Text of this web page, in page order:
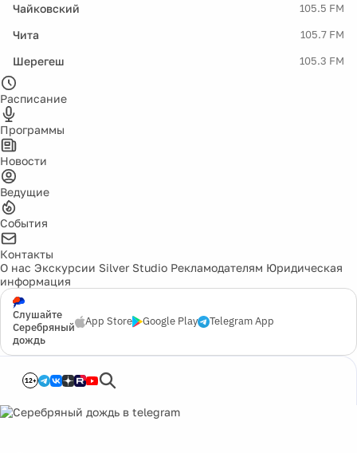
Чайковский 105.5 FM
Чита 105.7 FM
Шерегеш 105.3 FM
Расписание
Программы
Новости
Ведущие
События
Контакты
О нас Экскурсии Silver Studio Рекламодателям Юридическая
информация
Слушайте
Серебряный
дождь
App Store Google Play Telegram App
12+